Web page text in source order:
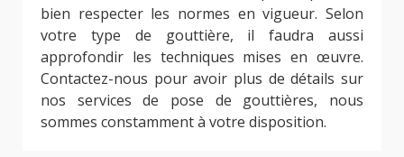
bien respecter les normes en vigueur. Selon
votre type de gouttière, il faudra aussi
approfondir les techniques mises en œuvre.
Contactez-nous pour avoir plus de détails sur
nos services de pose de gouttières, nous
sommes constamment à votre disposition.